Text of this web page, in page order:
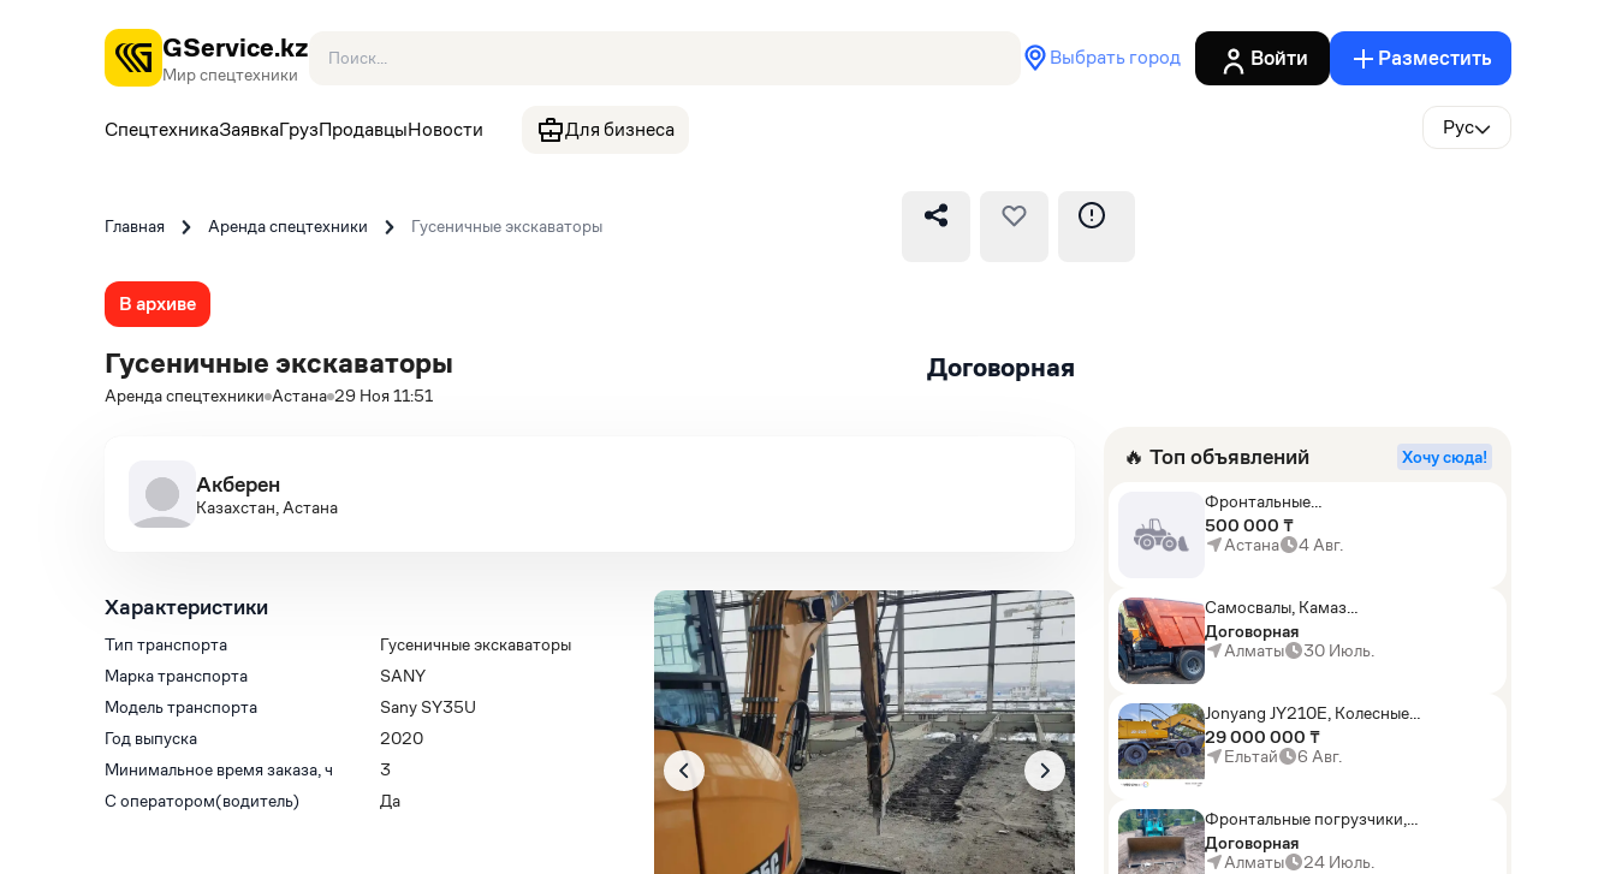
GService.kz
Мир спецтехники
Выбрать город Войти Разместить
СпецтехникаЗаявкаГрузПродавцыНовости Для бизнеса Рус
Главная Аренда спецтехники Гусеничные экскаваторы
В архиве
Гусеничные экскаваторы
Аренда спецтехники Астана 29 Ноя 11:51
Договорная
Акберен
Казахстан, Астана
Характеристики
Тип транспорта
Гусеничные экскаваторы
Марка транспорта
SANY
Модель транспорта
Sany SY35U
Год выпуска
2020
Минимальное время заказа, ч
3
С оператором(водитель)
Да
🔥 Топ объявлений Хочу сюда!
Фронтальные
погрузчики,Экскаваторы-
погрузчики,Мини-
погрузчики,Горные
500 000 ₸
Астана
4 Авг.
Самосвалы, Камаз
АГП-29РТ (шасси
KАМАЗ-43114 6x6)
Договорная
Алматы
30 Июль.
Jonyang JY210E, Колесные
экскаваторы
29 000 000 ₸
Ельтай
6 Авг.
Фронтальные погрузчики,
Sunward ZYJ 320
Договорная
Алматы
24 Июль.